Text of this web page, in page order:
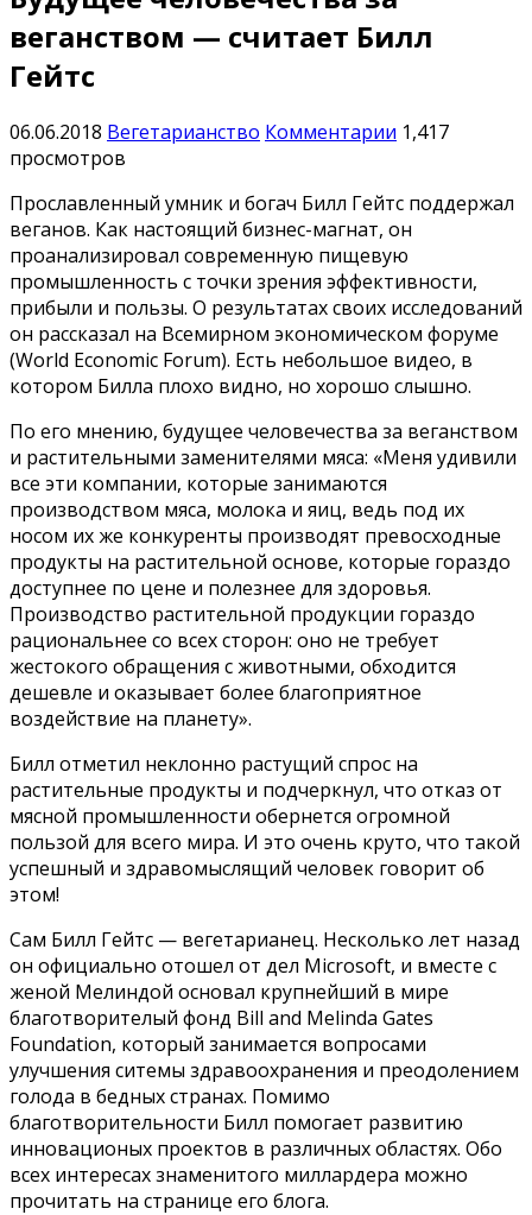
веганством — считает Билл
Гейтс
06.06.2018 Вегетарианство Комментарии 1,417
просмотров
Прославленный умник и богач Билл Гейтс поддержал
веганов. Как настоящий бизнес-магнат, он
проанализировал современную пищевую
промышленность с точки зрения эффективности,
прибыли и пользы. О результатах своих исследований
он рассказал на Всемирном экономическом форуме
(World Economic Forum). Есть небольшое видео, в
котором Билла плохо видно, но хорошо слышно.
По его мнению, будущее человечества за веганством
и растительными заменителями мяса: «Меня удивили
все эти компании, которые занимаются
производством мяса, молока и яиц, ведь под их
носом их же конкуренты производят превосходные
продукты на растительной основе, которые гораздо
доступнее по цене и полезнее для здоровья.
Производство растительной продукции гораздо
рациональнее со всех сторон: оно не требует
жестокого обращения с животными, обходится
дешевле и оказывает более благоприятное
воздействие на планету».
Билл отметил неклонно растущий спрос на
растительные продукты и подчеркнул, что отказ от
мясной промышленности обернется огромной
пользой для всего мира. И это очень круто, что такой
успешный и здравомыслящий человек говорит об
этом!
Сам Билл Гейтс — вегетарианец. Несколько лет назад
он официально отошел от дел Microsoft, и вместе с
женой Мелиндой основал крупнейший в мире
благотворителый фонд Bill and Melinda Gates
Foundation, который занимается вопросами
улучшения ситемы здравоохранения и преодолением
голода в бедных странах. Помимо
благотворительности Билл помогает развитию
инновационых проектов в различных областях. Обо
всех интересах знаменитого миллардера можно
прочитать на странице его блога.